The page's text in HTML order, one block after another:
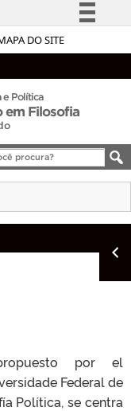
DO SITE
à informação
Canais
e Política
em Filosofia
por el
Federal de
Política, se centra